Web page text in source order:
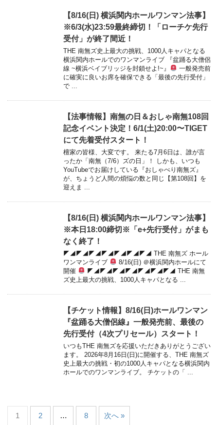
【8/16(日) 横浜関内ホールワンマン法事】
※6/3(水)23:59最終締切！「ローチケ先行
受付」が終了間近！
THE 南無ズ史上最大の挑戦、1000人キャパとなる
横浜関内ホールでのワンマンライブ 『盆踊る大僧侶
線 ~横浜ベイブリッジを封鎖せよ!~』
一般発売前
に確実に良いお席を確保できる「最後の先行受付」
で ...
【法事情報】南無の日＆おしゃ南無108回
記念イベント決定！6/1(土)20:00〜TIGET
にて先着受付スタート！
檀家の皆様、大変です。 来たる7月6日は、誰が言
ったか「南無（7/6）ズの日」！ しかも、いつも
YouTubeでお届けしている『おしゃべり南無ズ』
が、ちょうど人間の煩悩の数と同じ【第108回】を
迎えま ...
【8/16(日) 横浜関内ホールワンマン法事】
※本日18:00締切※「e+先行受付」がまも
なく終了！
◤◢◤◢◤◢◤◢◤◢◤◢◤◢ THE 南無ズ ホール
ワンマンライブ
8/16(日) ＠横浜関内ホールにて
開催
◤◢◤◢◤◢◤◢◤◢◤◢◤◢ THE 南無
ズ史上最大の挑戦、1000人キャパとなる ...
【チケット情報】8/16(日)ホールワンマン
『盆踊る大僧侶線』一般発売前、最後の
先行受付（4次プリセール）スタート！
いつもTHE 南無ズを応援いただきありがとうござい
ます。 2026年8月16日(日)に開催する、THE 南無ズ
史上最大の挑戦・初の1000人キャパとなる横浜関内
ホールでのワンマンライブ。 チケットの「 ...
1 2 … 8 次へ »